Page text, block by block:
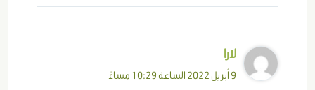
لارا
9 أبريل 2022 الساعة 10:29 مساءً